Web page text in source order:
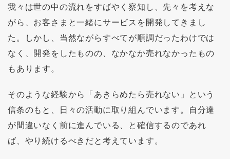
我々は世の中の流れをすばやく察知し、先々を考えな
がら、お客さまと一緒にサービスを開発してきまし
た。しかし、当然ながらすべてが順調だったわけでは
なく、開発をしたものの、なかなか売れなかったもの
もあります。
そのような経験から「あきらめたら売れない」という
信条のもと、日々の活動に取り組んでいます。自分達
が間違いなく前に進んでいる、と確信するのであれ
ば、やり続けるべきだと考えています。